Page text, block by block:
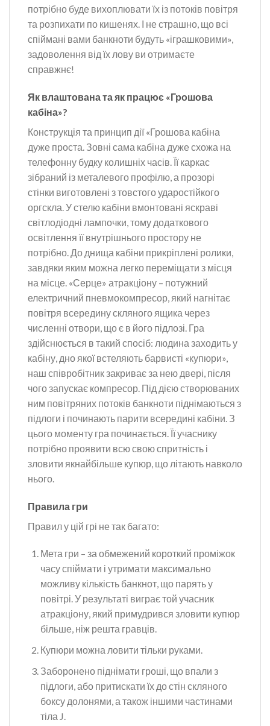
потрібно буде вихоплювати їх із потоків повітря
та розпихати по кишенях. І не страшно, що всі
спіймані вами банкноти будуть «іграшковими»,
задоволення від їх лову ви отримаєте
справжнє!
Як влаштована та як працює «Грошова
кабіна»?
Конструкція та принцип дії «Грошова кабіна
дуже проста. Зовні сама кабіна дуже схожа на
телефонну будку колишніх часів. Її каркас
зібраний із металевого профілю, а прозорі
стінки виготовлені з товстого ударостійкого
оргскла. У стелю кабіни вмонтовані яскраві
світлодіодні лампочки, тому додаткового
освітлення її внутрішнього простору не
потрібно. До днища кабіни прикріплені ролики,
завдяки яким можна легко переміщати з місця
на місце. «Серце» атракціону – потужний
електричний пневмокомпресор, який нагнітає
повітря всередину скляного ящика через
численні отвори, що є в його підлозі. Гра
здійснюється в такий спосіб: людина заходить у
кабіну, дно якої встеляють барвисті «купюри»,
наш співробітник закриває за нею двері, після
чого запускає компресор. Під дією створюваних
ним повітряних потоків банкноти піднімаються з
підлоги і починають парити всередині кабіни. З
цього моменту гра починається. Її учаснику
потрібно проявити всю свою спритність і
зловити якнайбільше купюр, що літають навколо
нього.
Правила гри
Правил у цій грі не так багато:
Мета гри – за обмежений короткий проміжок
часу спіймати і утримати максимально
можливу кількість банкнот, що парять у
повітрі. У результаті виграє той учасник
атракціону, який примудрився зловити купюр
більше, ніж решта гравців.
Купюри можна ловити тільки руками.
Заборонено піднімати гроші, що впали з
підлоги, або притискати їх до стін скляного
боксу долонями, а також іншими частинами
тіла J.